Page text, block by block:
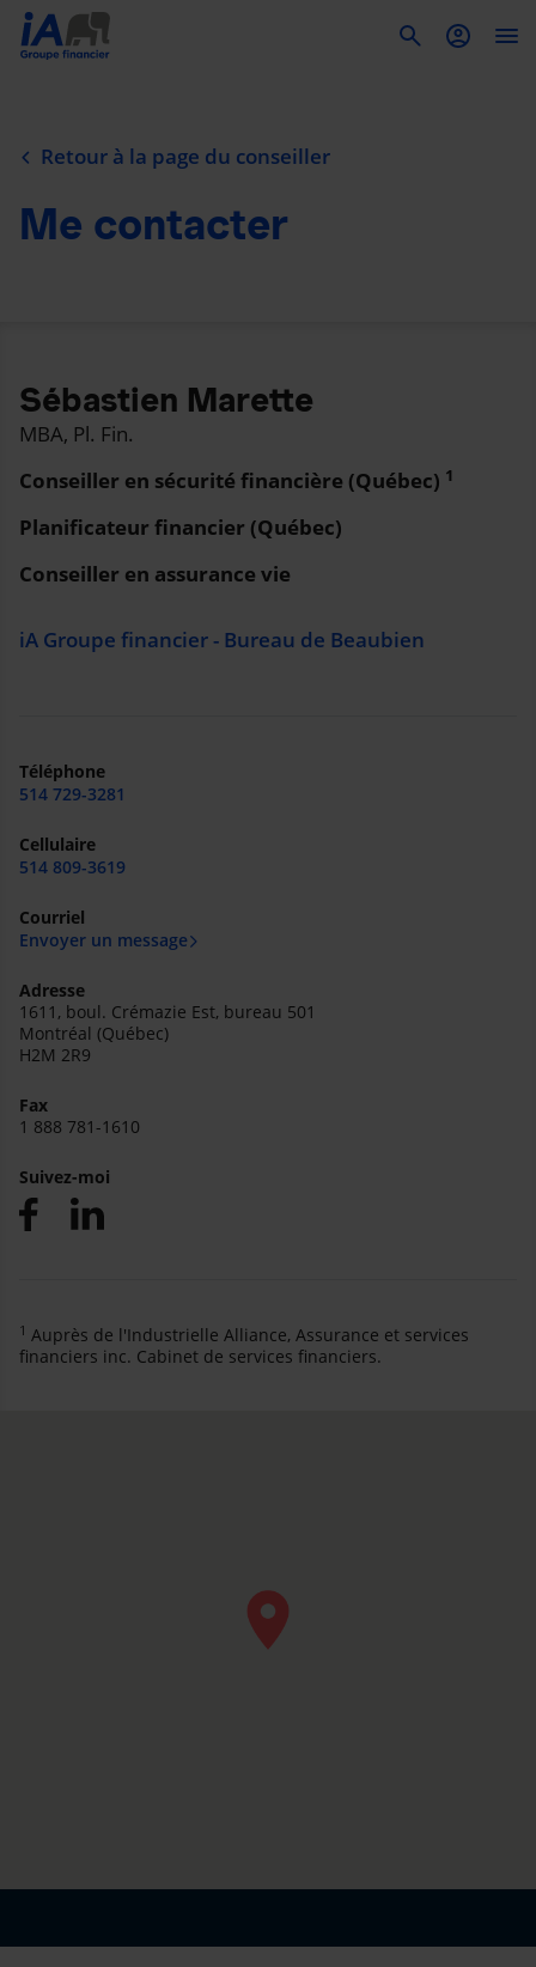
Retour à la page du conseiller
Me contacter
Sébastien Marette
MBA, Pl. Fin.
Conseiller en sécurité financière (Québec) 1
Planificateur financier (Québec)
Conseiller en assurance vie
iA Groupe financier - Bureau de Beaubien
Téléphone
514 729-3281
Cellulaire
514 809-3619
Courriel
Envoyer un message
Adresse
1611, boul. Crémazie Est, bureau 501
Montréal (Québec)
H2M 2R9
Fax
1 888 781-1610
Suivez-moi
1 Auprès de l'Industrielle Alliance, Assurance et services
financiers inc. Cabinet de services financiers.